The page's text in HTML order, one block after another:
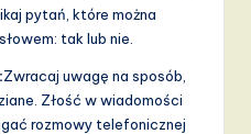
pytań, które można
tak lub nie.
Zwracaj uwagę na sposób,
Złość w wiadomości
rozmowy telefonicznej